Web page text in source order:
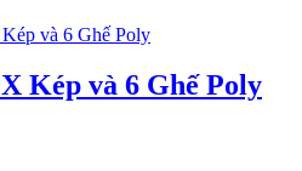
Kép và 6 Ghế Poly